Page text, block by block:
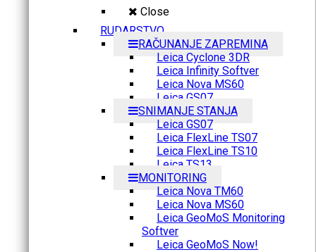
Close
RUDARSTVO
RAČUNANJE ZAPREMINA
Leica Cyclone 3DR
Leica Infinity Softver
Leica Nova MS60
Leica GS07
SNIMANJE STANJA
Leica GS07
Leica FlexLine TS07
Leica FlexLine TS10
Leica TS13
MONITORING
Leica Nova TM60
Leica Nova MS60
Leica GeoMoS Monitoring
Softver
Leica GeoMoS Now!